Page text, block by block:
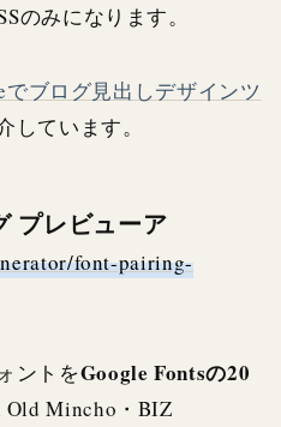
のみになります。
でブログ見出しデザインツ
しています。
プレビューア
font-pairing-
ントをGoogle Fontsの20
Old Mincho・BIZ